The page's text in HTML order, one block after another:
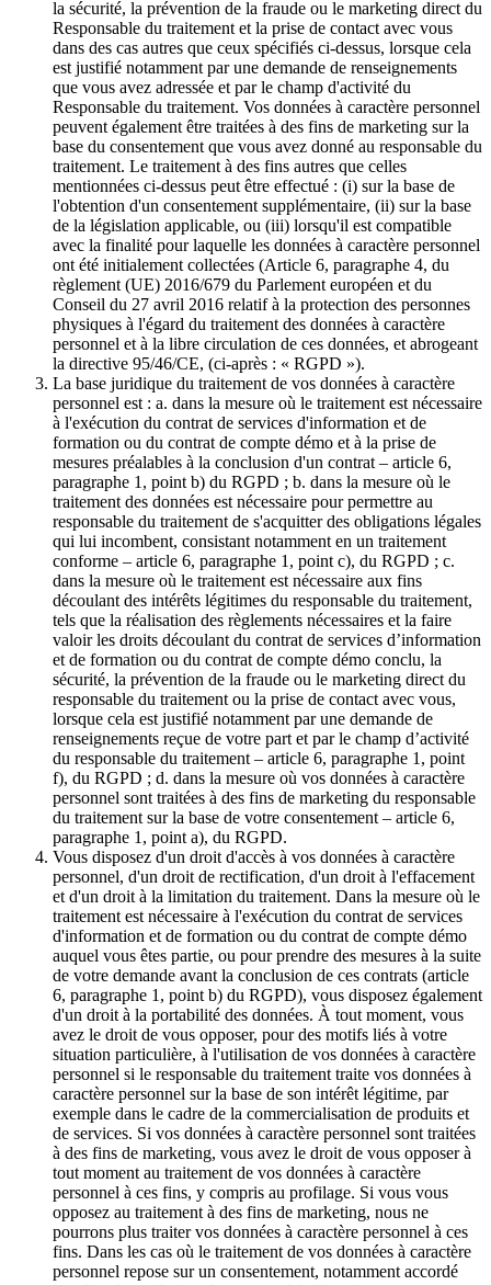
la sécurité, la prévention de la fraude ou le marketing direct du
Responsable du traitement et la prise de contact avec vous
dans des cas autres que ceux spécifiés ci-dessus, lorsque cela
est justifié notamment par une demande de renseignements
que vous avez adressée et par le champ d'activité du
Responsable du traitement. Vos données à caractère personnel
peuvent également être traitées à des fins de marketing sur la
base du consentement que vous avez donné au responsable du
traitement. Le traitement à des fins autres que celles
mentionnées ci-dessus peut être effectué : (i) sur la base de
l'obtention d'un consentement supplémentaire, (ii) sur la base
de la législation applicable, ou (iii) lorsqu'il est compatible
avec la finalité pour laquelle les données à caractère personnel
ont été initialement collectées (Article 6, paragraphe 4, du
règlement (UE) 2016/679 du Parlement européen et du
Conseil du 27 avril 2016 relatif à la protection des personnes
physiques à l'égard du traitement des données à caractère
personnel et à la libre circulation de ces données, et abrogeant
la directive 95/46/CE, (ci-après : « RGPD »).
La base juridique du traitement de vos données à caractère
personnel est : a. dans la mesure où le traitement est nécessaire
à l'exécution du contrat de services d'information et de
formation ou du contrat de compte démo et à la prise de
mesures préalables à la conclusion d'un contrat – article 6,
paragraphe 1, point b) du RGPD ; b. dans la mesure où le
traitement des données est nécessaire pour permettre au
responsable du traitement de s'acquitter des obligations légales
qui lui incombent, consistant notamment en un traitement
conforme – article 6, paragraphe 1, point c), du RGPD ; c.
dans la mesure où le traitement est nécessaire aux fins
découlant des intérêts légitimes du responsable du traitement,
tels que la réalisation des règlements nécessaires et la faire
valoir les droits découlant du contrat de services d’information
et de formation ou du contrat de compte démo conclu, la
sécurité, la prévention de la fraude ou le marketing direct du
responsable du traitement ou la prise de contact avec vous,
lorsque cela est justifié notamment par une demande de
renseignements reçue de votre part et par le champ d’activité
du responsable du traitement – article 6, paragraphe 1, point
f), du RGPD ; d. dans la mesure où vos données à caractère
personnel sont traitées à des fins de marketing du responsable
du traitement sur la base de votre consentement – article 6,
paragraphe 1, point a), du RGPD.
Vous disposez d'un droit d'accès à vos données à caractère
personnel, d'un droit de rectification, d'un droit à l'effacement
et d'un droit à la limitation du traitement. Dans la mesure où le
traitement est nécessaire à l'exécution du contrat de services
d'information et de formation ou du contrat de compte démo
auquel vous êtes partie, ou pour prendre des mesures à la suite
de votre demande avant la conclusion de ces contrats (article
6, paragraphe 1, point b) du RGPD), vous disposez également
d'un droit à la portabilité des données. À tout moment, vous
avez le droit de vous opposer, pour des motifs liés à votre
situation particulière, à l'utilisation de vos données à caractère
personnel si le responsable du traitement traite vos données à
caractère personnel sur la base de son intérêt légitime, par
exemple dans le cadre de la commercialisation de produits et
de services. Si vos données à caractère personnel sont traitées
à des fins de marketing, vous avez le droit de vous opposer à
tout moment au traitement de vos données à caractère
personnel à ces fins, y compris au profilage. Si vous vous
opposez au traitement à des fins de marketing, nous ne
pourrons plus traiter vos données à caractère personnel à ces
fins. Dans les cas où le traitement de vos données à caractère
personnel repose sur un consentement, notamment accordé